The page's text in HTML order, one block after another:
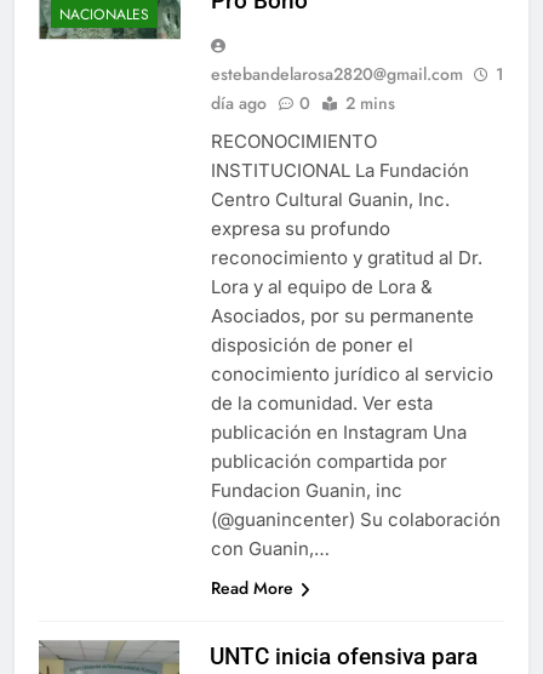
NACIONALES
estebandelarosa2820@gmail.com
1
día ago
0 2 mins
RECONOCIMIENTO
INSTITUCIONAL La Fundación
Centro Cultural Guanin, Inc.
expresa su profundo
reconocimiento y gratitud al Dr.
Lora y al equipo de Lora &
Asociados, por su permanente
disposición de poner el
conocimiento jurídico al servicio
de la comunidad. Ver esta
publicación en Instagram Una
publicación compartida por
Fundacion Guanin, inc
(@guanincenter) Su colaboración
con Guanin,…
Read More
UNTC inicia ofensiva para